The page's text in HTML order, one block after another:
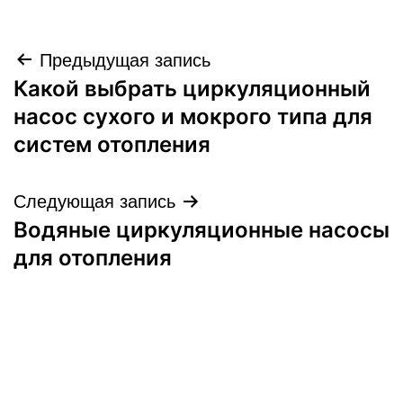
Навигация
по
записям
Предыдущая запись
Какой выбрать циркуляционный
насос сухого и мокрого типа для
систем отопления
Следующая запись
Водяные циркуляционные насосы
для отопления